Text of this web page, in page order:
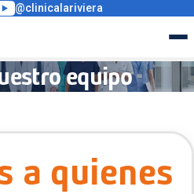
@clinicalariviera
equipo
a quienes